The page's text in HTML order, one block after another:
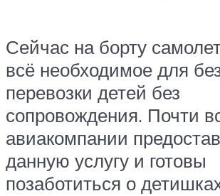
Сейчас на борту
всё необходимое для
перевозки детей без
сопровождения. Почти
авиакомпании
данную услугу и готовы
позаботиться о